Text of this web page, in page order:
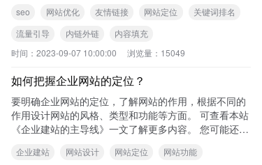
seo 网站优化 友情链接 网站定位
关键词排名
流量引导
内链外链
内容填充
时间： 2023-09-07 10:00:00 浏览量： 15049
如何把握企业网站的定位？
要明确企业网站的定位，了解网站的作用，根据不同的
作用设计网站的风格、类型和功能等方面。 可查看本站
《企业建站的主导线》一文了解更多内容。 您可能还想
企业建站 网站设计 网站定位
网站功能